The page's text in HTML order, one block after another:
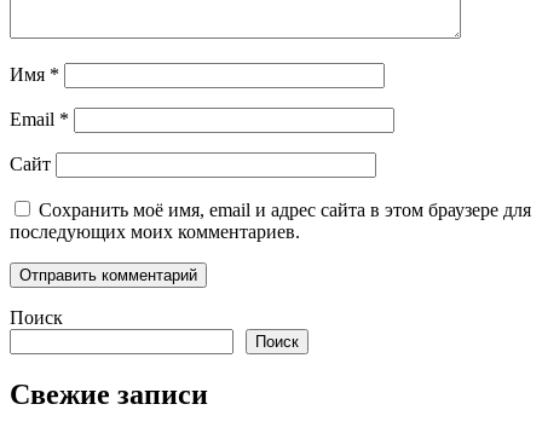
Имя *
Email *
Сайт
Сохранить моё имя, email и адрес сайта в этом браузере для
последующих моих комментариев.
Поиск
Поиск
Свежие записи